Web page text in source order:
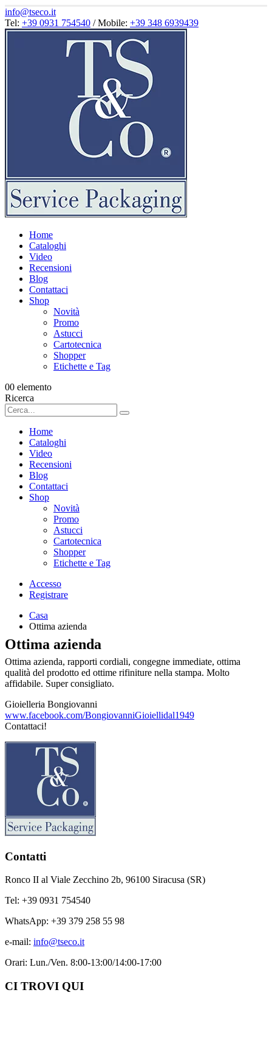
info@tseco.it
Tel: +39 0931 754540 / Mobile: +39 348 6939439
Home
Cataloghi
Video
Recensioni
Blog
Contattaci
Shop
Novità
Promo
Astucci
Cartotecnica
Shopper
Etichette e Tag
00 elemento
Ricerca
Home
Cataloghi
Video
Recensioni
Blog
Contattaci
Shop
Novità
Promo
Astucci
Cartotecnica
Shopper
Etichette e Tag
Accesso
Registrare
Casa
Ottima azienda
Ottima azienda
Ottima azienda, rapporti cordiali, congegne immediate, ottima
qualità del prodotto ed ottime rifiniture nella stampa. Molto
affidabile. Super consigliato.
Gioielleria Bongiovanni
www.facebook.com/BongiovanniGioiellidal1949
Contattaci!
Contatti
Ronco II al Viale Zecchino 2b, 96100 Siracusa (SR)
Tel: +39 0931 754540
WhatsApp: +39 379 258 55 98
e-mail: info@tseco.it
Orari: Lun./Ven. 8:00-13:00/14:00-17:00
CI TROVI QUI